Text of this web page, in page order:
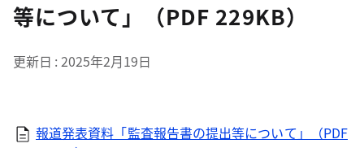
等について」（PDF 229KB）
更新日 2025年2月19日
報道発表資料「監査報告書の提出等について」（PDF